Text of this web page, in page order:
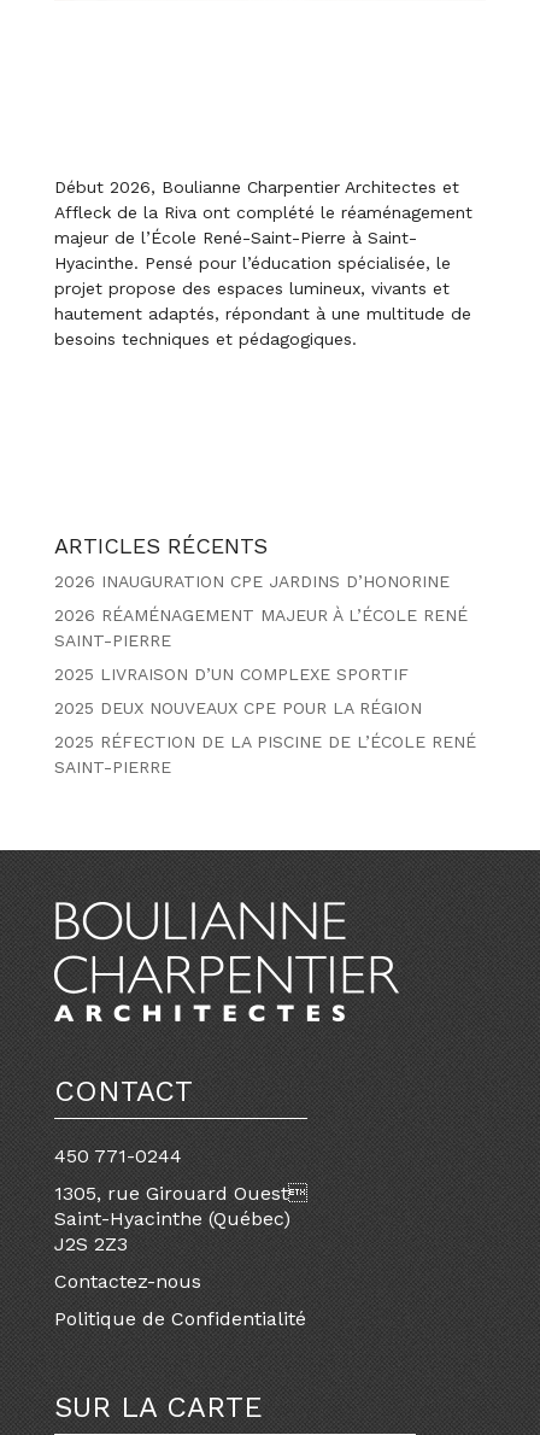
Début 2026, Boulianne Charpentier Architectes et
Affleck de la Riva ont complété le réaménagement
majeur de l’École René-Saint-Pierre à Saint-
Hyacinthe. Pensé pour l’éducation spécialisée, le
projet propose des espaces lumineux, vivants et
hautement adaptés, répondant à une multitude de
besoins techniques et pédagogiques.
ARTICLES RÉCENTS
2026 INAUGURATION CPE JARDINS D’HONORINE
2026 RÉAMÉNAGEMENT MAJEUR À L’ÉCOLE RENÉ
SAINT-PIERRE
2025 LIVRAISON D’UN COMPLEXE SPORTIF
2025 DEUX NOUVEAUX CPE POUR LA RÉGION
2025 RÉFECTION DE LA PISCINE DE L’ÉCOLE RENÉ
SAINT-PIERRE
CONTACT
450 771-0244
1305, rue Girouard Ouest
Saint-Hyacinthe (Québec)
J2S 2Z3
Contactez-nous
Politique de Confidentialité
SUR LA CARTE